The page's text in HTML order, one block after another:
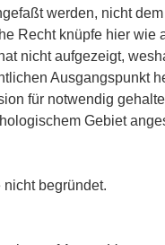
werden, nicht
Recht knüpfe hier wie
nicht aufgezeigt,
Ausgangspunkt
für notwendig
Gebiet
begründet.